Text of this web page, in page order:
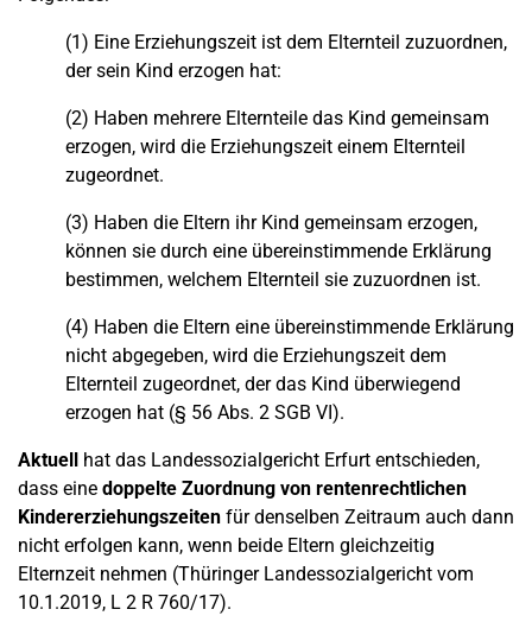
(1) Eine Erziehungszeit ist dem Elternteil zuzuordnen,
der sein Kind erzogen hat:
(2) Haben mehrere Elternteile das Kind gemeinsam
erzogen, wird die Erziehungszeit einem Elternteil
zugeordnet.
(3) Haben die Eltern ihr Kind gemeinsam erzogen,
können sie durch eine übereinstimmende Erklärung
bestimmen, welchem Elternteil sie zuzuordnen ist.
(4) Haben die Eltern eine übereinstimmende Erklärung
nicht abgegeben, wird die Erziehungszeit dem
Elternteil zugeordnet, der das Kind überwiegend
erzogen hat (§ 56 Abs. 2 SGB VI).
Aktuell hat das Landessozialgericht Erfurt entschieden,
dass eine doppelte Zuordnung von rentenrechtlichen
Kindererziehungszeiten für denselben Zeitraum auch dann
nicht erfolgen kann, wenn beide Eltern gleichzeitig
Elternzeit nehmen (Thüringer Landessozialgericht vom
10.1.2019, L 2 R 760/17).